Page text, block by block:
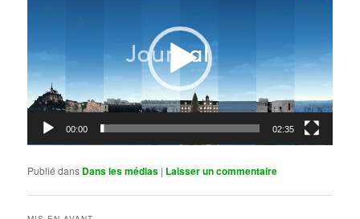
00:00 02:35
Publié dans Dans les médias | Laisser un commentaire